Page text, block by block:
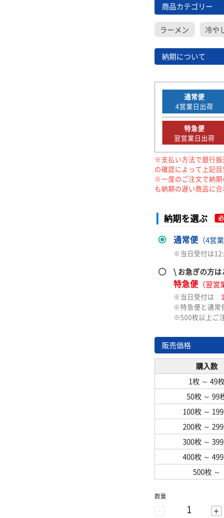
商品カテゴリー
ラーメン 冷や
納期について
通常便
4営業日出荷
特急便
翌営業日出荷
※支払い方法で銀行
の確認によって上記
※一度のご注文で納
も納期の遅い商品に合
納期を選ぶ
通常便（4営業
※当日受付は
\ お急ぎの方
特急便（翌営
※当日受付は
※特急便と通常
※500枚以上ご
販売価格
購入数
1枚 ～ 49
50枚 ～ 99
100枚 ～
200枚 ～
300枚 ～
400枚 ～
500枚 ～
-
数量
+